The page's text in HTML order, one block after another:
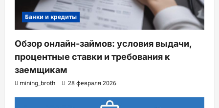
Банки и кредиты
Обзор онлайн-займов: условия выдачи,
процентные ставки и требования к
заемщикам
mining_broth 28 февраля 2026